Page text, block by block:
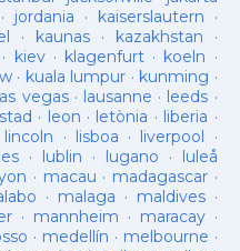
· jordania · kaiserslautern ·
· kaunas· kazakhstan ·
· kiev· klagenfurt · koeln ·
· kuala lumpur · kunming ·
vegas· lausanne · leeds ·
· leon · letònia · liberia ·
lincoln · lisboa · liverpool ·
· lublin · lugano · luleå
· macau · madagascar·
· malaga · maldives·
· mannheim · maracay·
· medellín · melbourne ·